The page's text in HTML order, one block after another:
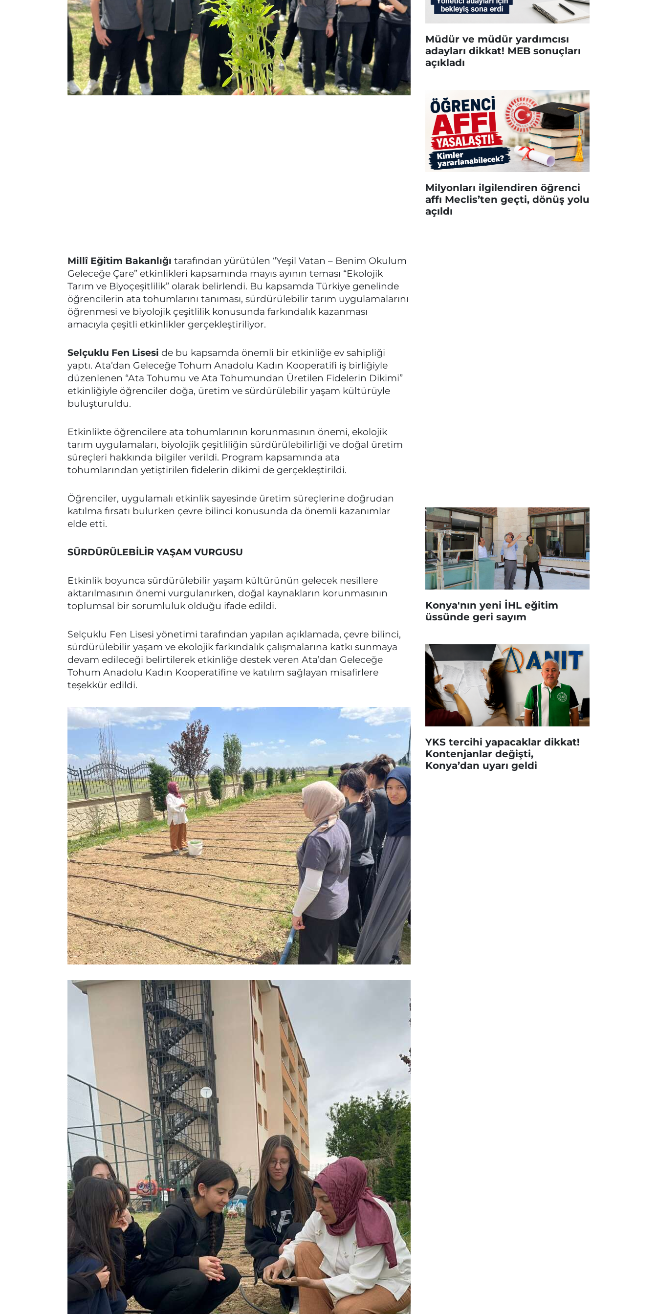
Millî Eğitim Bakanlığı tarafından yürütülen “Yeşil Vatan – Benim Okulum
Geleceğe Çare” etkinlikleri kapsamında mayıs ayının teması “Ekolojik
Tarım ve Biyoçeşitlilik” olarak belirlendi. Bu kapsamda Türkiye genelinde
öğrencilerin ata tohumlarını tanıması, sürdürülebilir tarım uygulamalarını
öğrenmesi ve biyolojik çeşitlilik konusunda farkındalık kazanması
amacıyla çeşitli etkinlikler gerçekleştiriliyor.
Selçuklu Fen Lisesi de bu kapsamda önemli bir etkinliğe ev sahipliği
yaptı. Ata’dan Geleceğe Tohum Anadolu Kadın Kooperatifi iş birliğiyle
düzenlenen “Ata Tohumu ve Ata Tohumundan Üretilen Fidelerin Dikimi”
etkinliğiyle öğrenciler doğa, üretim ve sürdürülebilir yaşam kültürüyle
buluşturuldu.
Etkinlikte öğrencilere ata tohumlarının korunmasının önemi, ekolojik
tarım uygulamaları, biyolojik çeşitliliğin sürdürülebilirliği ve doğal üretim
süreçleri hakkında bilgiler verildi. Program kapsamında ata
tohumlarından yetiştirilen fidelerin dikimi de gerçekleştirildi.
Öğrenciler, uygulamalı etkinlik sayesinde üretim süreçlerine doğrudan
katılma fırsatı bulurken çevre bilinci konusunda da önemli kazanımlar
elde etti.
SÜRDÜRÜLEBİLİR YAŞAM VURGUSU
Etkinlik boyunca sürdürülebilir yaşam kültürünün gelecek nesillere
aktarılmasının önemi vurgulanırken, doğal kaynakların korunmasının
toplumsal bir sorumluluk olduğu ifade edildi.
Selçuklu Fen Lisesi yönetimi tarafından yapılan açıklamada, çevre bilinci,
sürdürülebilir yaşam ve ekolojik farkındalık çalışmalarına katkı sunmaya
devam edileceği belirtilerek etkinliğe destek veren Ata’dan Geleceğe
Tohum Anadolu Kadın Kooperatifine ve katılım sağlayan misafirlere
teşekkür edildi.
Müdür ve müdür yardımcısı
adayları dikkat! MEB sonuçları
açıkladı
Milyonları ilgilendiren öğrenci
affı Meclis’ten geçti, dönüş yolu
açıldı
Konya'nın yeni İHL eğitim
üssünde geri sayım
YKS tercihi yapacaklar dikkat!
Kontenjanlar değişti,
Konya’dan uyarı geldi